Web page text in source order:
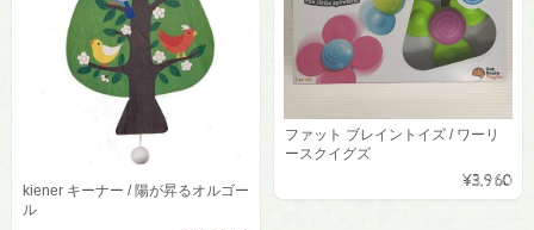
kiener キーナー / 陽が昇るオルゴー
ル
ファット ブレイントイズ / ワーリ
ースクイグズ
¥3,960